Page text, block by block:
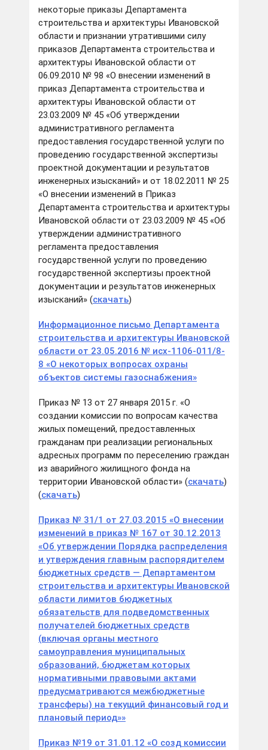
некоторые приказы Департамента
строительства и архитектуры Ивановской
области и признании утратившими силу
приказов Департамента строительства и
архитектуры Ивановской области от
06.09.2010 № 98 «О внесении изменений в
приказ Департамента строительства и
архитектуры Ивановской области от
23.03.2009 № 45 «Об утверждении
административного регламента
предоставления государственной услуги по
проведению государственной экспертизы
проектной документации и результатов
инженерных изысканий» и от 18.02.2011 № 25
«О внесении изменений в Приказ
Департамента строительства и архитектуры
Ивановской области от 23.03.2009 № 45 «Об
утверждении административного
регламента предоставления
государственной услуги по проведению
государственной экспертизы проектной
документации и результатов инженерных
изысканий» (скачать)
Информационное письмо Департамента
строительства и архитектуры Ивановской
области от 23.05.2016 № исх-1106-011/8-
8 «О некоторых вопросах охраны
объектов системы газоснабжения»
Приказ № 13 от 27 января 2015 г. «О
создании комиссии по вопросам качества
жилых помещений, предоставленных
гражданам при реализации региональных
адресных программ по переселению граждан
из аварийного жилищного фонда на
территории Ивановской области» (скачать)
(скачать)
Приказ № 31/1 от 27.03.2015 «О внесении
изменений в приказ № 167 от 30.12.2013
«Об утверждении Порядка распределения
и утверждения главным распорядителем
бюджетных средств — Департаментом
строительства и архитектуры Ивановской
области лимитов бюджетных
обязательств для подведомственных
получателей бюджетных средств
(включая органы местного
самоуправления муниципальных
образований, бюджетам которых
нормативными правовыми актами
предусматриваются межбюджетные
трансферы) на текущий финансовый год и
плановый период»»
Приказ №19 от 31.01.12 «О созд комиссии